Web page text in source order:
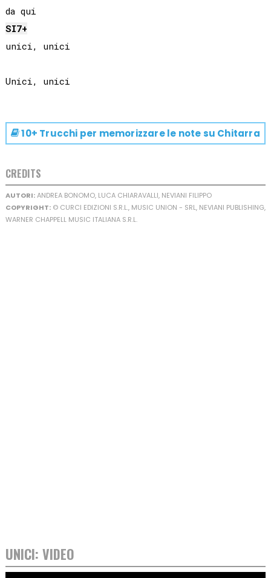
SI7+
unici, unici
10+ Trucchi per memorizzare le note su Chitarra
CREDITS
AUTORI:ANDREA BONOMO, LUCA CHIARAVALLI, NEVIANI FILIPPO
COPYRIGHT:© CURCI EDIZIONI S.R.L., MUSIC UNION - SRL, NEVIANI PUBLISHING,
WARNER CHAPPELL MUSIC ITALIANA S.R.L.
UNICI: VIDEO